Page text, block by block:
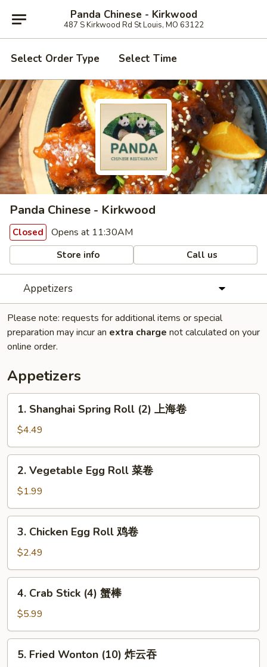
Panda Chinese - Kirkwood
487 S Kirkwood Rd St Louis, MO 63122
Select Order Type Select Time
Panda Chinese - Kirkwood
Closed Opens at 11:30AM
Store info Call us
Appetizers
Please note: requests for additional items or special
preparation may incur an extra charge not calculated on your
online order.
Appetizers
Shanghai
Spring
Roll
(2)
1. Shanghai Spring Roll (2) 上海卷
$4.49
Vegetable
Egg
Roll
菜
2. Vegetable Egg Roll 菜卷
$1.99
Chicken
Egg
Roll
鸡
3. Chicken Egg Roll 鸡卷
$2.49
Crab
Stick
(4)
蟹
4. Crab Stick (4) 蟹棒
$5.99
Fried
5. Fried Wonton (10) 炸云吞